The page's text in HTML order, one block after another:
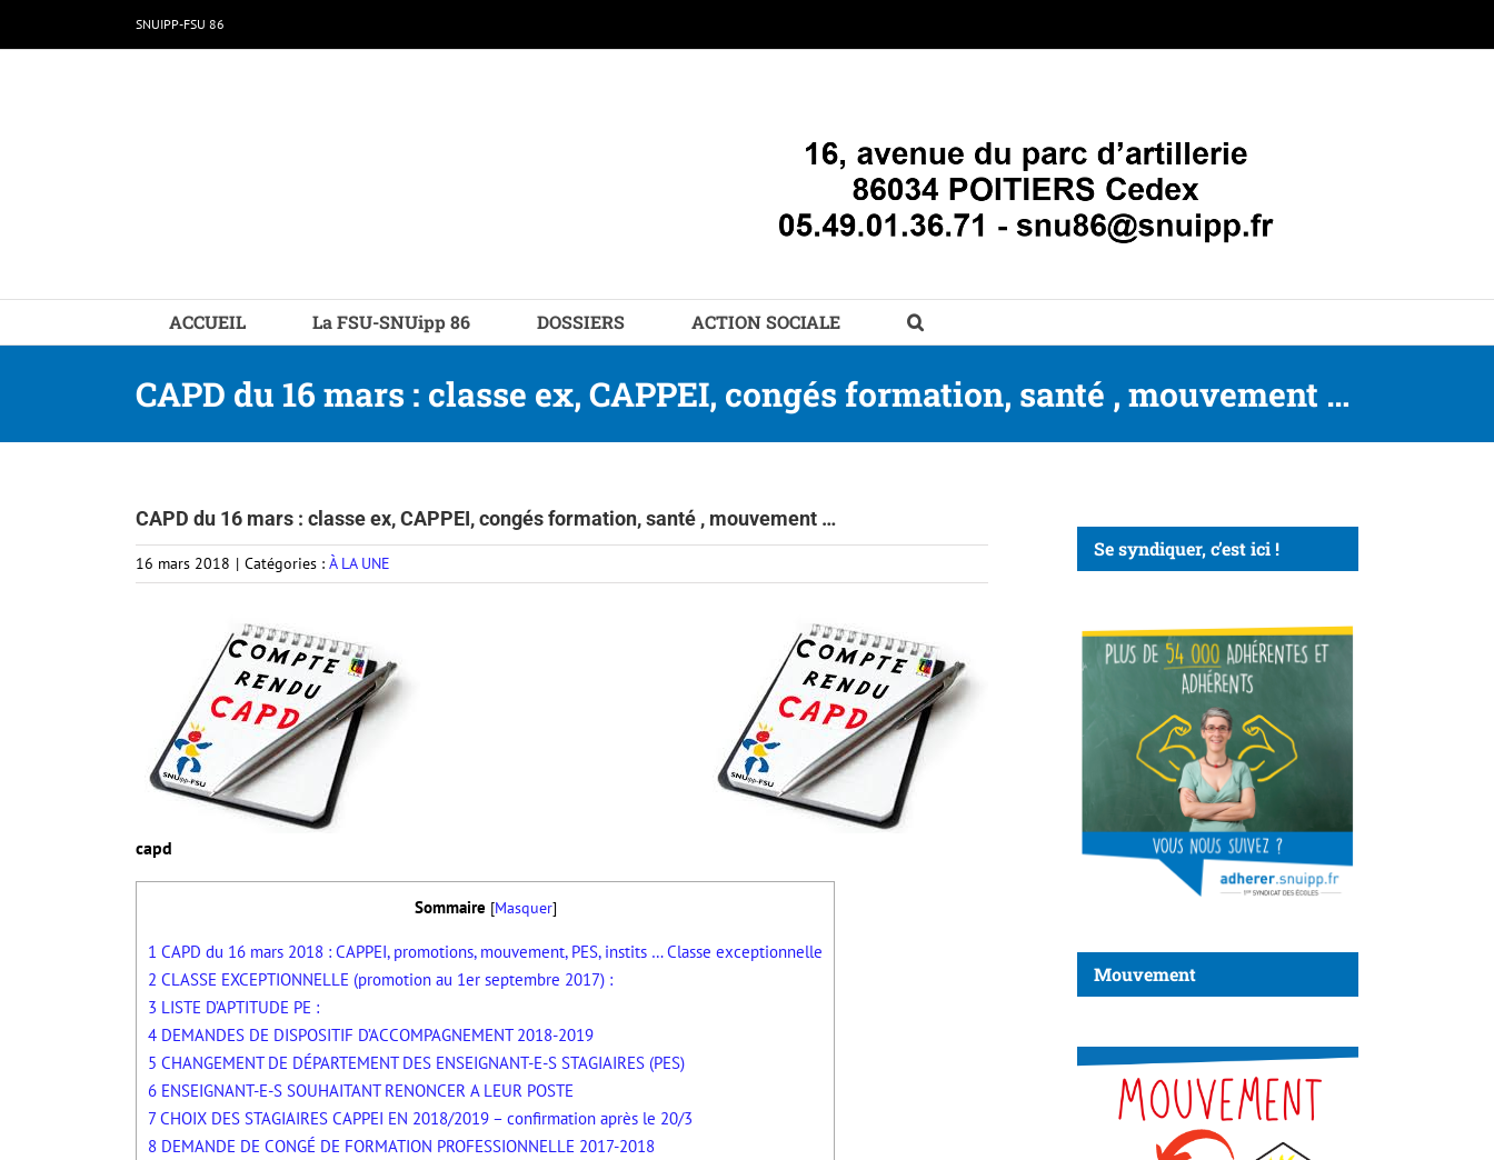
au
SNUIPP-FSU 86
ACCUEIL La FSU-SNUipp 86 DOSSIERS ACTION SOCIALE
CAPD du 16 mars : classe ex, CAPPEI, congés formation, santé , mouvement …
CAPD du 16 mars : classe ex, CAPPEI, congés formation, santé , mouvement …
16 mars 2018 | Catégories : À LA UNE
capd
Sommaire [Masquer]
1 CAPD du 16 mars 2018 : CAPPEI, promotions, mouvement, PES, instits … Classe exceptionnelle
2 CLASSE EXCEPTIONNELLE (promotion au 1er septembre 2017) :
3 LISTE D’APTITUDE PE :
4 DEMANDES DE DISPOSITIF D’ACCOMPAGNEMENT 2018-2019
5 CHANGEMENT DE DÉPARTEMENT DES ENSEIGNANT-E-S STAGIAIRES (PES)
6 ENSEIGNANT-E-S SOUHAITANT RENONCER A LEUR POSTE
7 CHOIX DES STAGIAIRES CAPPEI EN 2018/2019 – confirmation après le 20/3
8 DEMANDE DE CONGÉ DE FORMATION PROFESSIONNELLE 2017-2018
Se syndiquer, c’est ici !
Mouvement